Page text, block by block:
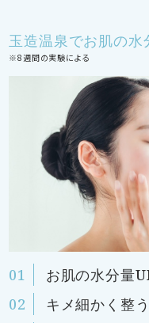
玉造温泉でお肌の水
※8週間の実験による
お肌の水分量
キメ細かく整う